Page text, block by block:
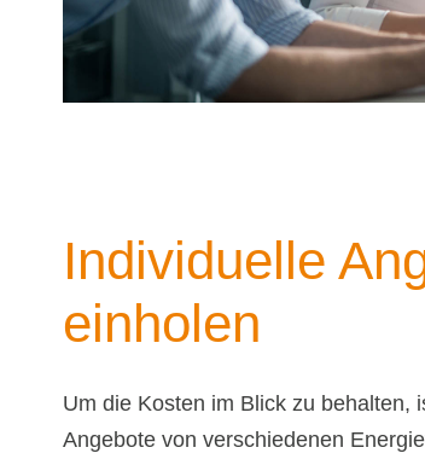
Individuelle
einholen
Um die Kosten im Blick zu behalten,
Angebote von verschiedenen